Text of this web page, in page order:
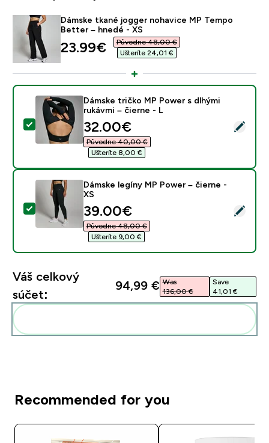
Dámske tkané jogger nohavice MP Tempo
Better – hnedé - XS
discounted price
23.99€‎
Původne 48,00 €‎
Ušteríte 24,01 €‎
Vybrať tento produkt - Dámske tričko MP Power s
Dámske tričko MP Power s dlhými
rukávmi – čierne - L
discounted price
32.00€‎
Původne 40,00 €‎
Ušteríte 8,00 €‎
Vybrať tento produkt - Dámske legíny MP Power –
Dámske legíny MP Power – čierne -
XS
discounted price
39.00€‎
Původne 48,00 €‎
Ušteríte 9,00 €‎
Váš celkový
súčet:
94,99 €‎ Was
136,00 €‎
Save
41,01 €‎
Recommended for you